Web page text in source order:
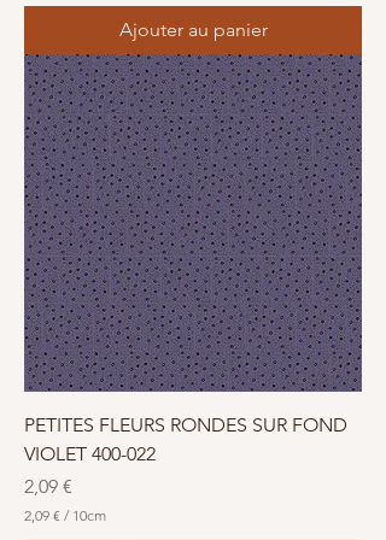
Ajouter au panier
PETITES FLEURS RONDES SUR FOND
VIOLET 400-022
Prix
2,09 €
2,09 € / 10cm